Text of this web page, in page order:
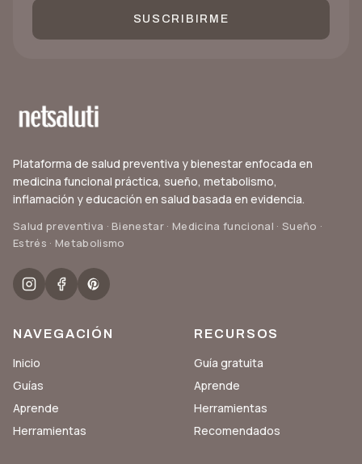
SUSCRIBIRME
Plataforma de salud preventiva y bienestar enfocada en
medicina funcional práctica, sueño, metabolismo,
inflamación y educación en salud basada en evidencia.
Salud preventiva · Bienestar · Medicina funcional · Sueño ·
Estrés · Metabolismo
NAVEGACIÓN
Inicio
Guías
Aprende
Herramientas
RECURSOS
Guía gratuita
Aprende
Herramientas
Recomendados